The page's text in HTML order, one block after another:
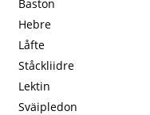
Baston
Hebre
Låfte
Ståckliidre
Lektin
Sväipledon